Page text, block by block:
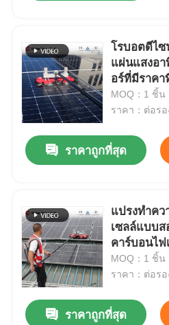
โรบอตดีไ
แผ่นแสงอ
อร์ที่มีราค
ความสะอาด
MOQ：1 ชิ้น
ราคา：ต่อรอ
ราคาถูกที่สุด
แปรงทำคว
เซลล์แบบ
คาร์บอนไฟ
ยมสำหรับก
แสงอาทิตย์
MOQ：1 ชิ้น
ราคา：ต่อรอ
ราคาถูกที่สุด